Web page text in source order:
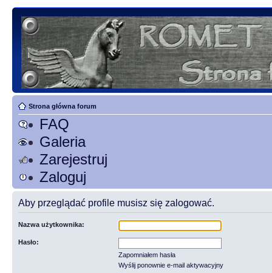
Strona główna forum
FAQ
Galeria
Zarejestruj
Zaloguj
Aby przeglądać profile musisz się zalogować.
Nazwa użytkownika:
Hasło:
Zapomniałem hasła
Wyślij ponownie e-mail aktywacyjny